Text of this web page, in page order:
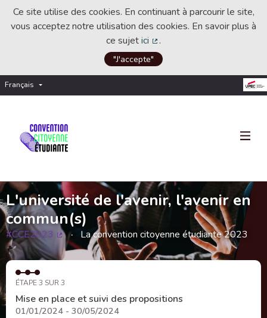
Ce site utilise des cookies. En continuant à parcourir le site,
vous acceptez notre utilisation des cookies. En savoir plus à
ce sujetici
(Lien externe)
.
"J'accepte"
Français Choisir la langue
L'université de l'avenir, l'avenir en
commun(s)
#CCE2023
(Lien externe)
La convention citoyenne étudiante 2023
ÉTAPE 3 SUR 3
Mise en place et suivi des propositions
01/01/2024 - 30/05/2024